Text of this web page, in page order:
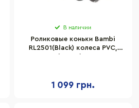
В наличии
Роликовые коньки Bambi
RL2501(Black) колеса PVC,
1 099 грн.